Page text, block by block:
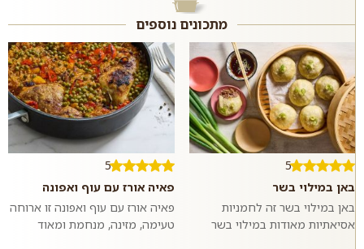
מתכונים נוספים
5
באן במילוי בשר
באן במילוי בשר זה לחמניות
אסיאתיות מאודות במילוי בשר
5
פאיה אורז עם עוף ואפונה
פאיה אורז עם עוף ואפונה זו ארוחה
טעימה, מזינה, מנחמת ומאוד